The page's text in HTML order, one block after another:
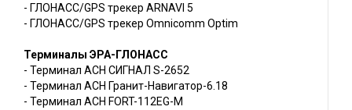
- ГЛОНАСС/GPS трекер ARNAVI 5
- ГЛОНАСС/GPS трекер Omnicomm Optim
Терминалы ЭРА-ГЛОНАСС
- Терминал АСН СИГНАЛ S-2652
- Терминал АСН Гранит-Навигатор-6.18
- Терминал АСН FORT-112EG-M